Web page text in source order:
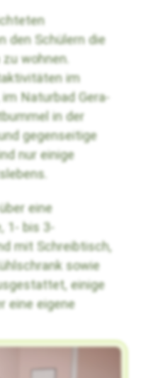
den Schülern die
wohnen.
im
Naturbad Gera-
in der
gegenseitige
nur einige
eine
1- bis 3-
mit Schreibtisch,
sowie
einige
eine eigene